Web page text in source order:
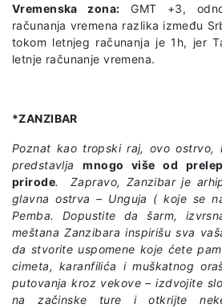
Vremenska zona: GMT +3,
računanja vremena razlika između
tokom letnjeg računanja je 1h, jer
letnje računanje vremena.
*ZANZIBAR
Poznat kao tropski raj, ovo ostrvo,
predstavljamnogo više od
prirode. Zapravo, Zanzibar je
glavna ostrva – Unguja ( koje se
Pemba. Dopustite da šarm,
meštana Zanzibara inspirišu sva
da stvorite uspomene koje ćete
cimeta, karanfilića i muškatnog
putovanja kroz vekove – izdvojite
na začinske ture i otkrijte